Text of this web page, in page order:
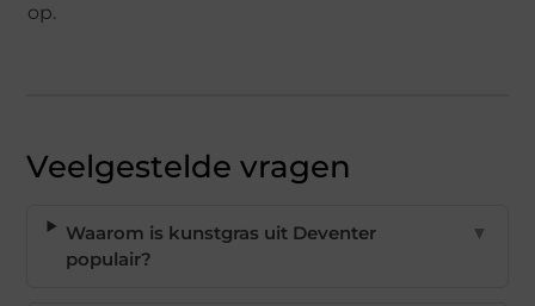
op.
Veelgestelde vragen
Waarom is kunstgras uit Deventer
populair?
▼